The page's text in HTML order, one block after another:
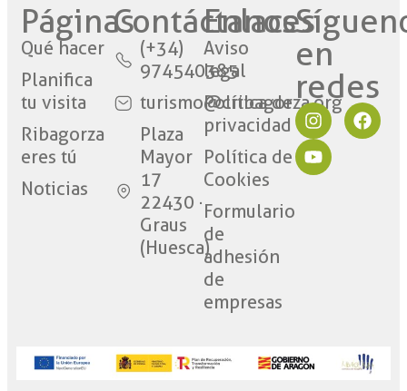
Páginas
Qué hacer
Planifica
tu visita
Ribagorza
eres tú
Noticias
Contáctanos​
(+34)
974540385
turismo@cribagorza.org
Plaza
Mayor
17
22430 ·
Graus
(Huesca)
Enlaces
Aviso
legal
Política de
privacidad
Política de
Cookies
Formulario
de
adhesión
de
empresas
en
redes​